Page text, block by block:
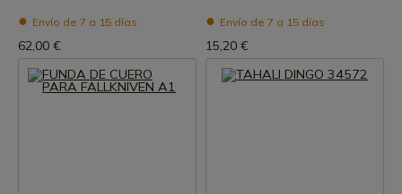
Envío de 7 a 15 días
62,00 €
Envío de 7 a 15 días
15,20 €